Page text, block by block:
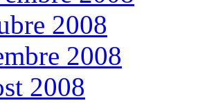
2008
2008
2008